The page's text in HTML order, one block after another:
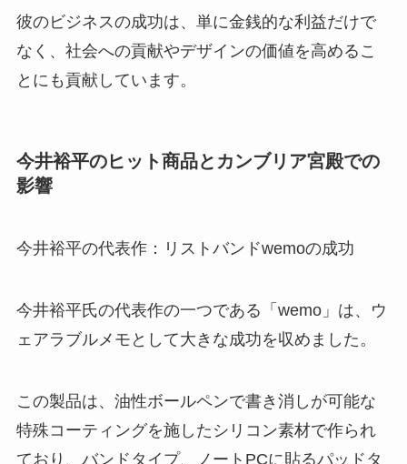
彼のビジネスの成功は、単に金銭的な利益だけで
なく、社会への貢献やデザインの価値を高めるこ
とにも貢献しています。
今井裕平のヒット商品とカンブリア宮殿での
影響
今井裕平の代表作：リストバンドwemoの成功
今井裕平氏の代表作の一つである「wemo」は、ウ
ェアラブルメモとして大きな成功を収めました。
この製品は、油性ボールペンで書き消しが可能な
特殊コーティングを施したシリコン素材で作られ
ており、バンドタイプ、ノートPCに貼るパッドタ